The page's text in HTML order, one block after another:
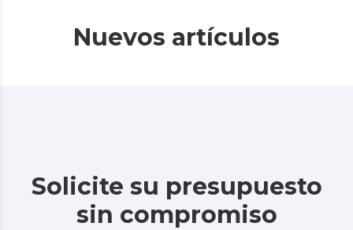
Nuevos artículos
Solicite su presupuesto
sin compromiso